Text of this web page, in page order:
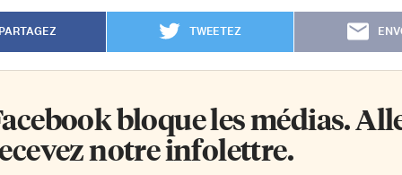
TWEETEZ
bloque les médias.
notre infolettre.